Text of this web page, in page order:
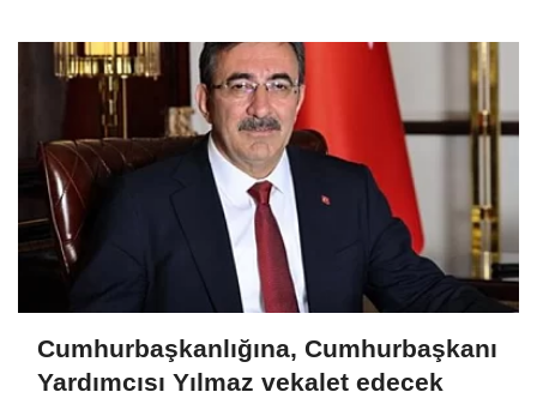
Cumhurbaşkanlığına, Cumhurbaşkanı
Yardımcısı Yılmaz vekalet edecek